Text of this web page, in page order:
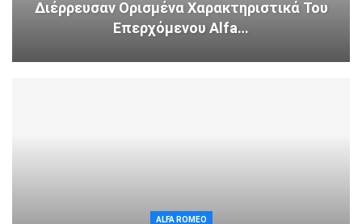
Διέρρευσαν Ορισμένα Χαρακτηριστικά Του
Επερχόμενου Alfa…
ALFA ROMEO